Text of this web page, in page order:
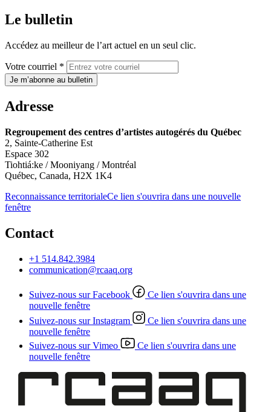
Le bulletin
Accédez au meilleur de l’art actuel en un seul clic.
Votre courriel *
Je m’abonne au bulletin
Adresse
Regroupement des centres d’artistes autogérés du Québec
2, Sainte-Catherine Est
Espace 302
Tiohtiá:ke / Mooniyang / Montréal
Québec, Canada, H2X 1K4
Reconnaissance territorialeCe lien s'ouvrira dans une nouvelle
fenêtre
Contact
+1 514.842.3984
communication@rcaaq.org
Suivez-nous sur Facebook
Ce lien s'ouvrira dans une
nouvelle fenêtre
Suivez-nous sur Instagram
Ce lien s'ouvrira dans une
nouvelle fenêtre
Suivez-nous sur Vimeo
Ce lien s'ouvrira dans une
nouvelle fenêtre